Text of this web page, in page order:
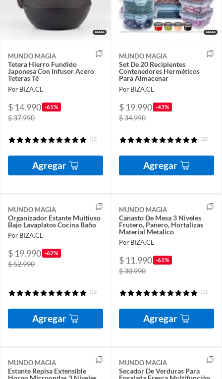
MUNDO MAGIA
Tetera Hierro Fundido
Japonesa Con Infusor Acero
Teteras Té
Por BIZA.CL
$ 14.990 -61%
$ 37.990
(13)
Agregar
MUNDO MAGIA
Set De 20 Recipientes
Contenedores Herméticos
Para Almacenar
Por BIZA.CL
$ 19.990 -43%
$ 34.990
(20)
Agregar
MUNDO MAGIA
Organizador Estante Multiuso
Bajo Lavaplatos Cocina Baño
Por BIZA.CL
$ 19.990 -62%
$ 52.990
(11)
Agregar
MUNDO MAGIA
Canasto De Mesa 3 Niveles
Frutero, Panero, Hortalizas
Material Metalico
Por BIZA.CL
$ 11.990 -61%
$ 30.990
(13)
Agregar
MUNDO MAGIA
Estante Repisa Extensible
MUNDO MAGIA
Secador De Verduras Para